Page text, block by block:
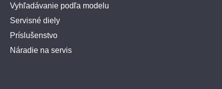
Vyhľadávanie podľa modelu
Servisné diely
Príslušenstvo
Náradie na servis